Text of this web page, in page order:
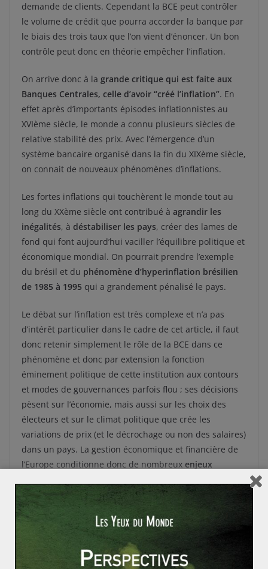
demande de clients. Cependant la BCE peut contrôler
le volume de crédit que pourra accorder la banque par
le biais des trois taux que l’on vient d’énoncer. Un bon
contrôle peut donc en théorie empêcher l’inflation.
On arrive donc à la grande critique qui est faite aux
Banques Centrales, celle d’avoir “créé l’inflation”. En
effet après d’importants épisodes inflationnistes au
XVIème siècle, le monde a connu plusieurs siècles de
relative stabilité des prix. Avec l’émergence d’un
système bancaire organisé dans la fin du XIXème siècle,
on connait de nouveaux phénomènes d’inflations.
Les fortes inflations qui touchèrent le monde tout au
long du XXème siècle ont contribué à agrandir les
inégalités, à déstabiliser les pays, créer des lames de
fond qui font aujourd’hui vaciller l’équilibre politique et
économique mondial. On pourrait prendre l’exemple
du brésil et du phénomène d’hyperinflation brésilien
de 1985 à 1995 qui a grandement pénalisé le pays.
Le débat sur l’inflation est très complexe et n’a pas
d’intérêt particulier dans le cadre de cet article, il faut
donc retenir simplement le rôle de la BCE dans ce
phénomène et donc par extension la fonction
éminement politique de cette institution aux contours
et modes de gouvernances parfois flou ; ses décisions
pèsent sur l’économie, mais aussi sur les choix des
électeurs et sur le climat politique que crée les
variations de prix (et le décrochage ou non des salaires)
dans un pays. La gestion économique et financière de
l’Europe conditionne donc de nombreux enjeux
débat de la souveraineté des pays et de la gestion de
leurs finances qui peut se poser.